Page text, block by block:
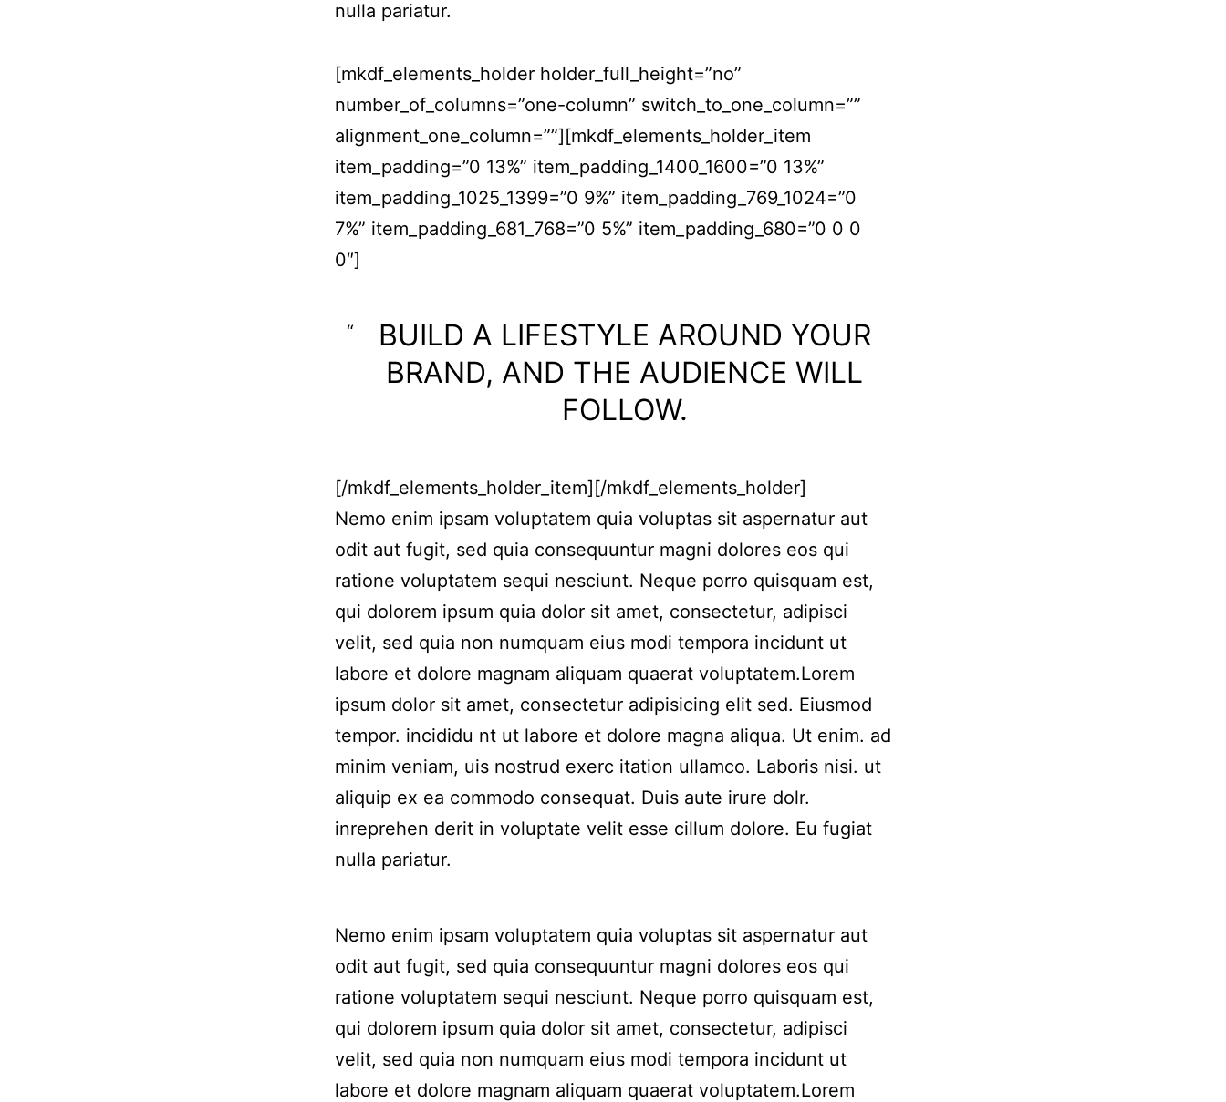
nulla pariatur.
[mkdf_elements_holder holder_full_height=”no”
number_of_columns=”one-column” switch_to_one_column=””
alignment_one_column=””][mkdf_elements_holder_item
item_padding=”0 13%” item_padding_1400_1600=”0 13%”
item_padding_1025_1399=”0 9%” item_padding_769_1024=”0
7%” item_padding_681_768=”0 5%” item_padding_680=”0 0 0
0″]
BUILD A LIFESTYLE AROUND YOUR
BRAND, AND THE AUDIENCE WILL
FOLLOW.
[/mkdf_elements_holder_item][/mkdf_elements_holder]
Nemo enim ipsam voluptatem quia voluptas sit aspernatur aut
odit aut fugit, sed quia consequuntur magni dolores eos qui
ratione voluptatem sequi nesciunt. Neque porro quisquam est,
qui dolorem ipsum quia dolor sit amet, consectetur, adipisci
velit, sed quia non numquam eius modi tempora incidunt ut
labore et dolore magnam aliquam quaerat voluptatem.Lorem
ipsum dolor sit amet, consectetur adipisicing elit sed. Eiusmod
tempor. incididu nt ut labore et dolore magna aliqua. Ut enim. ad
minim veniam, uis nostrud exerc itation ullamco. Laboris nisi. ut
aliquip ex ea commodo consequat. Duis aute irure dolr.
inreprehen derit in voluptate velit esse cillum dolore. Eu fugiat
nulla pariatur.
Nemo enim ipsam voluptatem quia voluptas sit aspernatur aut
odit aut fugit, sed quia consequuntur magni dolores eos qui
ratione voluptatem sequi nesciunt. Neque porro quisquam est,
qui dolorem ipsum quia dolor sit amet, consectetur, adipisci
velit, sed quia non numquam eius modi tempora incidunt ut
labore et dolore magnam aliquam quaerat voluptatem.Lorem